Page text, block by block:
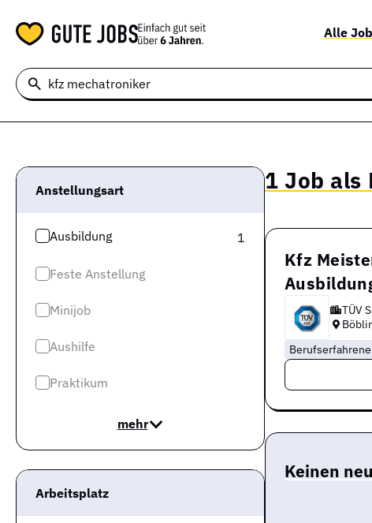
Alle
Anstellungsart
Ausbildung 1
Feste Anstellung
Minijob
Aushilfe
Praktikum
mehr
Arbeitsplatz
1 Job als
Kfz
TÜV
Berufserfahrene
Keinen